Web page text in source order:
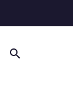
search